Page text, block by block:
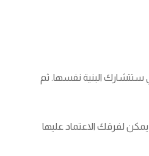
ستتشارك البنية نفسها. ثم
لفرقك الاعتماد عليها